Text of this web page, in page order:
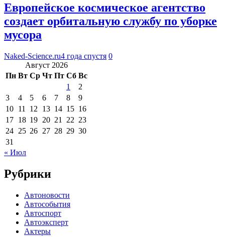
Европейское космическое агентство
создает орбитальную службу по уборке
мусора
Naked-Science.ru4 года спустя 0
Август 2026
Пн Вт Ср Чт Пт Сб Вс
1
2
3
4 5 6 7 8
9
10 11 12 13 14 15 16
17 18 19 20 21 22 23
24 25 26 27 28 29 30
31
« Июл
Рубрики
Автоновости
Автособытия
Автоспорт
Автоэксперт
Актеры